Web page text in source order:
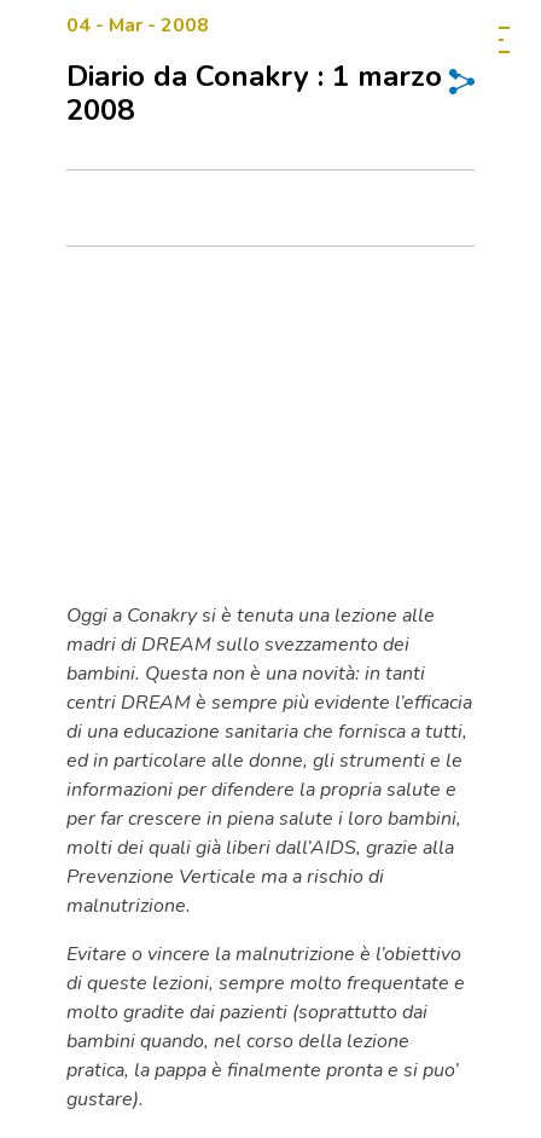
04 - Mar - 2008
Diario da Conakry : 1 marzo
2008
Oggi a Conakry si è tenuta una lezione alle
madri di DREAM sullo svezzamento dei
bambini. Questa non è una novità: in tanti
centri DREAM è sempre più evidente l’efficacia
di una educazione sanitaria che fornisca a tutti,
ed in particolare alle donne, gli strumenti e le
informazioni per difendere la propria salute e
per far crescere in piena salute i loro bambini,
molti dei quali già liberi dall’AIDS, grazie alla
Prevenzione Verticale ma a rischio di
malnutrizione.
Evitare o vincere la malnutrizione è l’obiettivo
di queste lezioni, sempre molto frequentate e
molto gradite dai pazienti (soprattutto dai
bambini quando, nel corso della lezione
pratica, la pappa è finalmente pronta e si puo’
gustare).